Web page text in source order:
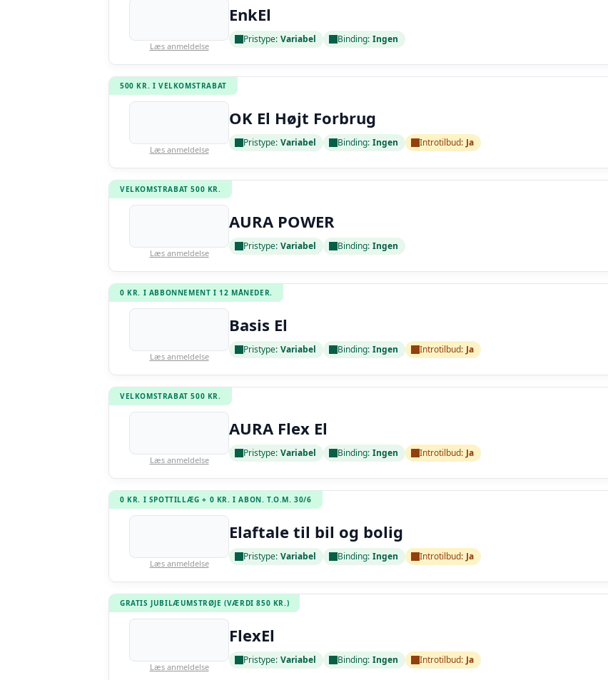
Læs anmeldelse
EnkEl
Pristype: Variabel Binding: Ingen
500 KR. I VELKOMSTRABAT
Læs anmeldelse
OK El Højt Forbrug
Pristype: Variabel Binding: Ingen Introtilbud: Ja
VELKOMSTRABAT 500 KR.
Læs anmeldelse
AURA POWER
Pristype: Variabel Binding: Ingen
0 KR. I ABBONNEMENT I 12 MÅNEDER.
Læs anmeldelse
Basis El
Pristype: Variabel Binding: Ingen Introtilbud: Ja
VELKOMSTRABAT 500 KR.
Læs anmeldelse
AURA Flex El
Pristype: Variabel Binding: Ingen Introtilbud: Ja
0 KR. I SPOTTILLÆG + 0 KR. I ABON. T.O.M. 30/6
Læs anmeldelse
Elaftale til bil og bolig
Pristype: Variabel Binding: Ingen Introtilbud: Ja
GRATIS JUBILÆUMSTRØJE (VÆRDI 850 KR.)
Læs anmeldelse
FlexEl
Pristype: Variabel Binding: Ingen Introtilbud: Ja